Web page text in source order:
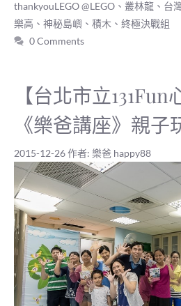
thankyouLEGO @LEGO 、 叢林龍 、 台
樂高 、 神秘島嶼 、 積木 、 終極決戰組
0 Comments
【台北市立131Fun
《樂爸講座》親子
2015-12-26作者: 樂爸 happy88